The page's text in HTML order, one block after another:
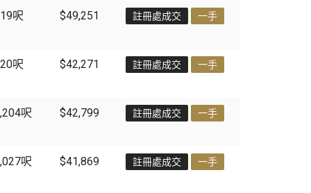
呎 $49,251 註冊處成交 一手
呎 $42,271 註冊處成交 一手
呎 $42,799 註冊處成交 一手
呎 $41,869 註冊處成交 一手